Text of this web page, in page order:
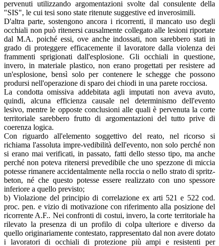
pervenuti utilizzando argomentazioni svolte dal consulente della
"SIS", le cui tesi sono state ritenute suggestive ed inverosimili.
D'altra parte, sostengono ancora i ricorrenti, il mancato uso degli
occhiali non può ritenersi causalmente collegato alle lesioni riportate
dal M.A. poiché essi, ove anche indossati, non sarebbero stati in
grado di proteggere efficacemente il lavoratore dalla violenza dei
frammenti sprigionati dall'esplosione. Gli occhiali in questione,
invero, in materiale plastico, non erano progettati per resistere ad
un'esplosione, bensì solo per contenere le schegge che possono
prodursi nell'operazione di sparo dei chiodi in una parete rocciosa.
La condotta omissiva addebitata agli imputati non aveva avuto,
quindi, alcuna efficienza causale nel determinismo dell'evento
lesivo, mentre le opposte conclusioni alle quali è pervenuta la corte
territoriale sarebbero frutto di argomentazioni del tutto prive di
coerenza logica.
Con riguardo all'elemento soggettivo del reato, nel ricorso si
richiama l'assoluta impre-vedibilità dell'evento, non solo perché non
si erano mai verificati, in passato, fatti dello stesso tipo, ma anche
perché non poteva ritenersi prevedibile che uno spezzone di miccia
potesse rimanere accidentalmente nella roccia o nello strato di spritz-
beton, né che questo potesse essere realizzato con uno spessore
inferiore a quello previsto;
b) Violazione del principio di correlazione ex arti 521 e 522 cod.
proc. pen. e vizio di motivazione con riferimento alla posizione del
ricorrente A.F.. Nei confronti di costui, invero, la corte territoriale ha
rilevato la presenza di un profilo di colpa ulteriore e diverso da
quello originariamente contestato, rappresentato dal non avere dotato
i lavoratori di occhiali di protezione più ampi e resistenti per